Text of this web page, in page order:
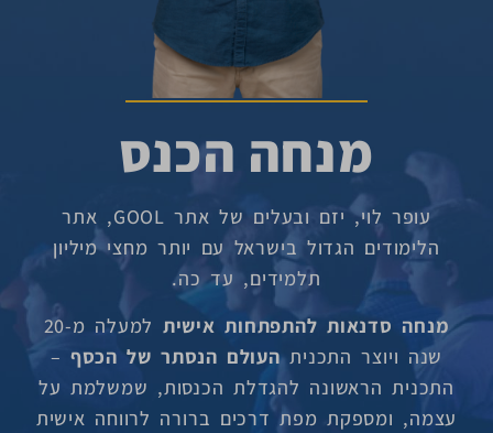
מנחה הכנס
עופר לוי, יזם ובעלים של אתר GOOL, אתר
הלימודים הגדול בישראל עם יותר מחצי מיליון
תלמידים, עד כה.
מנחה סדנאות להתפתחות אישית
למעלה מ-20
שנה ויוצר התכניתהעולם הנסתר של הכסף –
התכנית הראשונה להגדלת הכנסות, שמשלמת על
עצמה, ומספקת מפת דרכים ברורה לרווחה אישית